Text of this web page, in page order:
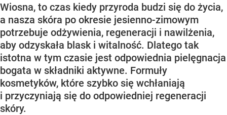
Wiosna, to czas kiedy przyroda budzi się do życia,
a nasza skóra po okresie jesienno-zimowym
potrzebuje odżywienia, regeneracji i nawilżenia,
aby odzyskała blask i witalność. Dlatego tak
istotna w tym czasie jest odpowiednia pielęgnacja
bogata w składniki aktywne. Formuły
kosmetyków, które szybko się wchłaniają
i przyczyniają się do odpowiedniej regeneracji
skóry.